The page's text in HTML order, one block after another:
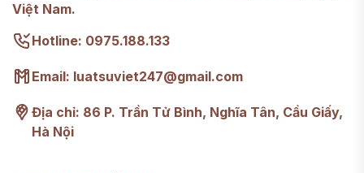
Việt Nam.
Hotline: 0975.188.133
Email: luatsuviet247@gmail.com
Địa chỉ: 86 P. Trần Tử Bình, Nghĩa Tân, Cầu Giấy,
Hà Nội